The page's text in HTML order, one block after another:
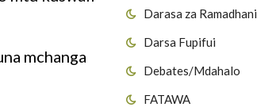
Darasa za Ramadhani
Darsa Fupifui
Debates/Mdahalo
FATAWA
mchanga